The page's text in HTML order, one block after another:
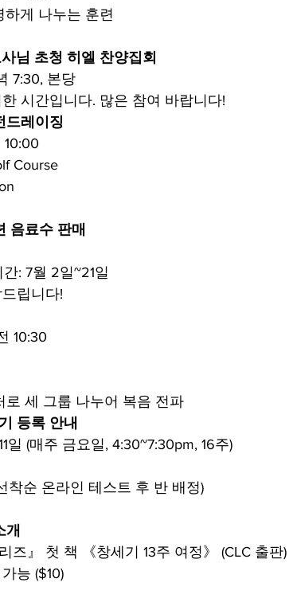
하게 나누는 훈련
님 초청 히엘 찬양집회
7:30, 본당
시간입니다. 많은 참여 바랍니다!
드레이징
10:00
Course
음료수 판매
: 7월 2일~21일
립니다!
10:30
로 세 그룹 나누어 복음 전파
등록 안내
일 (매주 금요일, 4:30~7:30pm, 16주)
착순 온라인 테스트 후 반 배정)
개
즈』 첫 책 《창세기 13주 여정》 (CLC 출판)
능 ($10)